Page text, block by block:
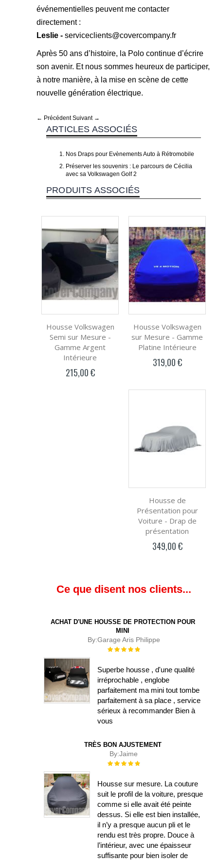
événementielles peuvent me contacter
directement :
Leslie - serviceclients@covercompany.fr
Après 50 ans d’histoire, la Polo continue d’écrire
son avenir. Et nous sommes heureux de participer,
à notre manière, à la mise en scène de cette
nouvelle génération électrique.
← Précédent Suivant →
ARTICLES ASSOCIÉS
Nos Draps pour Evènements Auto à Rétromobile
Préserver les souvenirs : Le parcours de Cécilia
avec sa Volkswagen Golf 2
PRODUITS ASSOCIÉS
Housse Volkswagen
Semi sur Mesure -
Gamme Argent
Intérieure
215,00 €
Housse Volkswagen
sur Mesure - Gamme
Platine Intérieure
319,00 €
Housse de
Présentation pour
Voiture - Drap de
présentation
349,00 €
Ce que disent nos clients...
ACHAT D'UNE HOUSSE DE PROTECTION POUR
MINI
By:Garage Aris Philippe
Évaluation :
Superbe housse , d'une qualité
irréprochable , englobe
parfaitement ma mini tout tombe
parfaitement à sa place , service
sérieux à recommander Bien à
vous
TRÈS BON AJUSTEMENT
By:Jaime
Évaluation :
Housse sur mesure. La couture
suit le profil de la voiture, presque
comme si elle avait été peinte
dessus. Si elle est bien installée,
il n’y a presque aucun pli et le
rendu est très propre. Douce à
l’intérieur, avec une épaisseur
suffisante pour bien isoler de